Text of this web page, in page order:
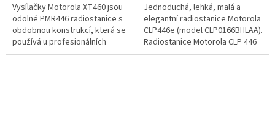
Vysílačky Motorola XT460 jsou
odolné PMR446 radiostanice s
obdobnou konstrukcí, která se
používá u profesionálních
radiostanic Motorola....
Jednoduchá, lehká, malá a
elegantní radiostanice Motorola
CLP446e (model CLP0166BHLAA).
Radiostanice Motorola CLP 446
pracuje na 16 PMR rádiových...